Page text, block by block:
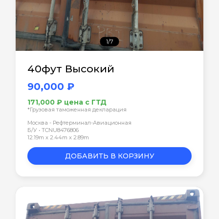
1/7
40фут Высокий
90,000 ₽
171,000 ₽ цена с ГТД
*Грузовая таможенная декларация
Москва - Рефтерминал-Авиационная
Б/У • TCNU8476806
12.19m x 2.44m x 2.89m
ДОБАВИТЬ В КОРЗИНУ